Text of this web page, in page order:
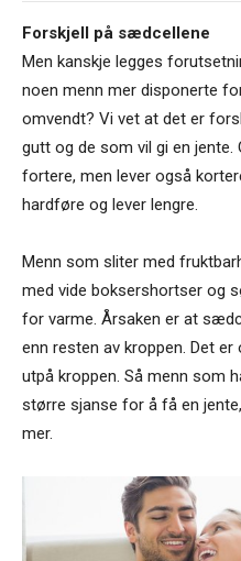
Forskjell på sædcellene
Men kanskje legges
noen menn mer disponerte
omvendt? Vi vet at det er
gutt og de som vil gi en
fortere, men lever også
hardføre og lever lengre.
Menn som sliter med
med vide boksershortser og
for varme. Årsaken er at
enn resten av kroppen. Det
utpå kroppen. Så menn som
større sjanse for å få en
mer.